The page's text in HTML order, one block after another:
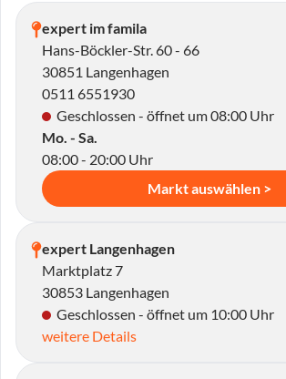
expert im famila
Hans-Böckler-Str. 60 - 66
30851 Langenhagen
0511 6551930
Geschlossen - öffnet um 08:00 Uhr
Mo. - Sa.
08:00 - 20:00 Uhr
Markt auswählen >
expert Langenhagen
Marktplatz 7
30853 Langenhagen
Geschlossen - öffnet um 10:00 Uhr
weitere Details